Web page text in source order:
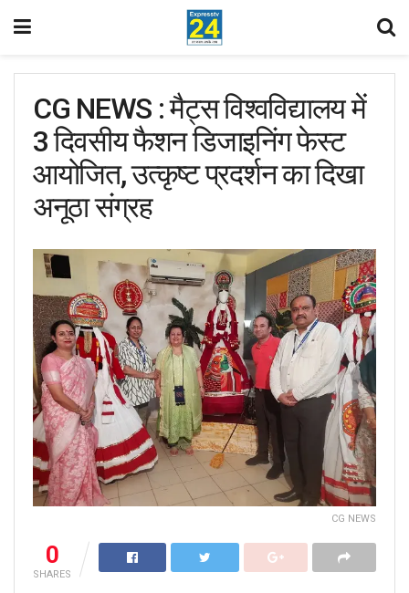
CG NEWS : मैट्स विश्वविद्यालय में
3 दिवसीय फैशन डिजाइनिंग फेस्ट
आयोजित, उत्कृष्ट प्रदर्शन का दिखा
अनूठा संग्रह
CG NEWS
0
SHARES